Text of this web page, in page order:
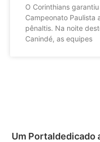
O Corinthians
Campeonato Paulista
pênaltis. Na noite
Canindé, as equipes
Um Portaldedicado